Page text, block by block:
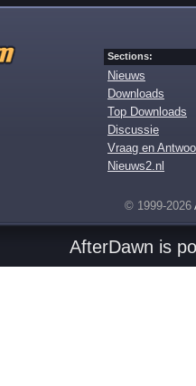
Sections:
Nieuws
Downloads
Top Downloads
Discussie
Vraag en
Nieuws2.nl
© 1999-2026
AfterDawn is